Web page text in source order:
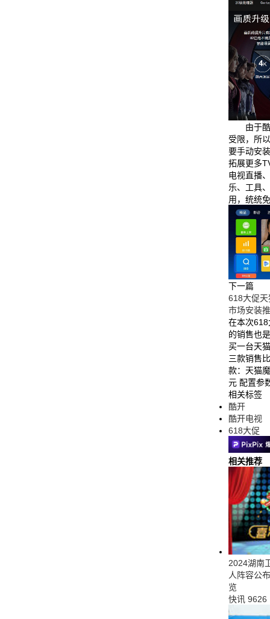
由于
受限，所
要手动安
拓展更多
电视直播
乐、工具
用，统统
下一篇
618大促
市场安装
在本次
的销售也
买一台天
三款销售
款：天猫
元 配置参
相关标签
酷开
酷开电视
618大促
相关推荐
2024湖南
人阵容公
览
快讯 9626